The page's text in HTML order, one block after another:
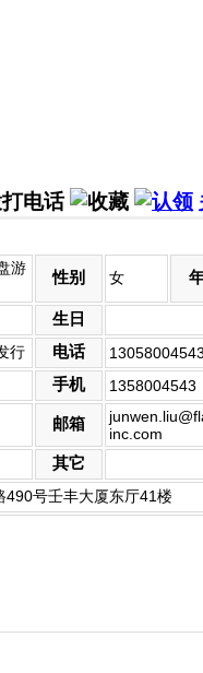
游
性别 女
生日
行 电话 13058004543
手机 1358004543
邮箱
inc.com
其它
490号壬丰大厦东厅41楼